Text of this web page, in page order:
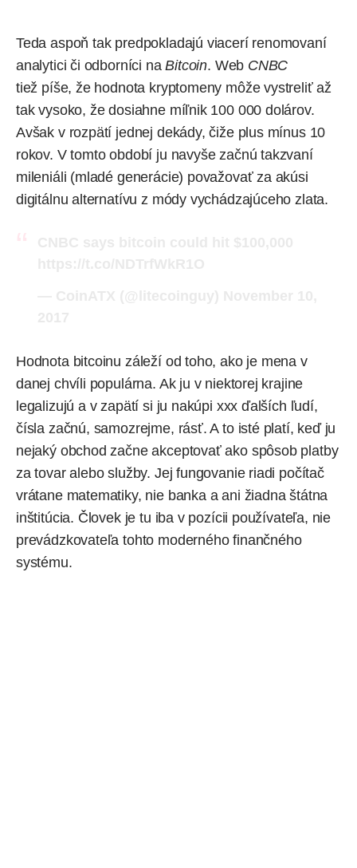
Teda aspoň tak predpokladajú viacerí renomovaní
analytici či odborníci naBitcoin. Web CNBC
tiež píše, že hodnota kryptomeny môže vystreliť až
tak vysoko, že dosiahne míľnik 100 000 dolárov.
Avšak v rozpätí jednej dekády, čiže plus mínus 10
rokov. V tomto období ju navyše začnú takzvaní
mileniáli (mladé generácie) považovať za akúsi
digitálnu alternatívu z módy vychádzajúceho zlata.
Hodnota bitcoinu záleží od toho, ako je mena v
danej chvíli populárna. Ak ju v niektorej krajine
legalizujú a v zapätí si ju nakúpi xxx ďalších ľudí,
čísla začnú, samozrejme, rásť. A to isté platí, keď ju
nejaký obchod začne akceptovať ako spôsob platby
za tovar alebo služby. Jej fungovanie riadi počítač
vrátane matematiky, nie banka a ani žiadna štátna
inštitúcia. Človek je tu iba v pozícii používateľa, nie
prevádzkovateľa tohto moderného finančného
systému.